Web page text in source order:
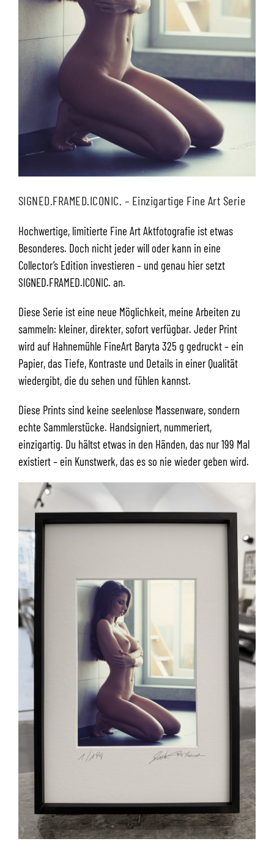
SIGNED.FRAMED.ICONIC. – Einzigartige Fine Art Serie
Hochwertige, limitierte Fine Art Aktfotografie ist etwas
Besonderes. Doch nicht jeder will oder kann in eine
Collector’s Edition investieren – und genau hier setzt
SIGNED.FRAMED.ICONIC. an.
Diese Serie ist eine neue Möglichkeit, meine Arbeiten zu
sammeln: kleiner, direkter, sofort verfügbar. Jeder Print
wird auf Hahnemühle FineArt Baryta 325 g gedruckt – ein
Papier, das Tiefe, Kontraste und Details in einer Qualität
wiedergibt, die du sehen und fühlen kannst.
Diese Prints sind keine seelenlose Massenware, sondern
echte Sammlerstücke. Handsigniert, nummeriert,
einzigartig. Du hältst etwas in den Händen, das nur 199 Mal
existiert – ein Kunstwerk, das es so nie wieder geben wird.